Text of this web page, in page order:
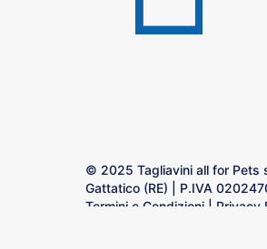
© 2025 Tagliavini all for Pets
Gattatico (RE) | P.IVA
Termini e Condizioni | Privacy